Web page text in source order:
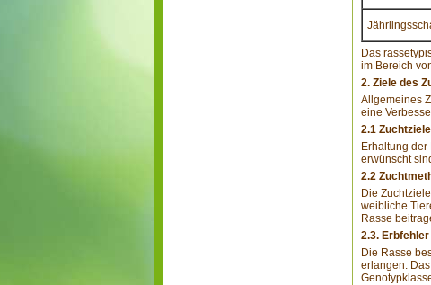
Das
im Bereich
2. Ziele des
Allgemeines
eine
2.1 Zuchtziele
Erhaltung
erwünscht
2.2
Die
weibliche
Rasse
2.3.
Die Rasse
erlangen.